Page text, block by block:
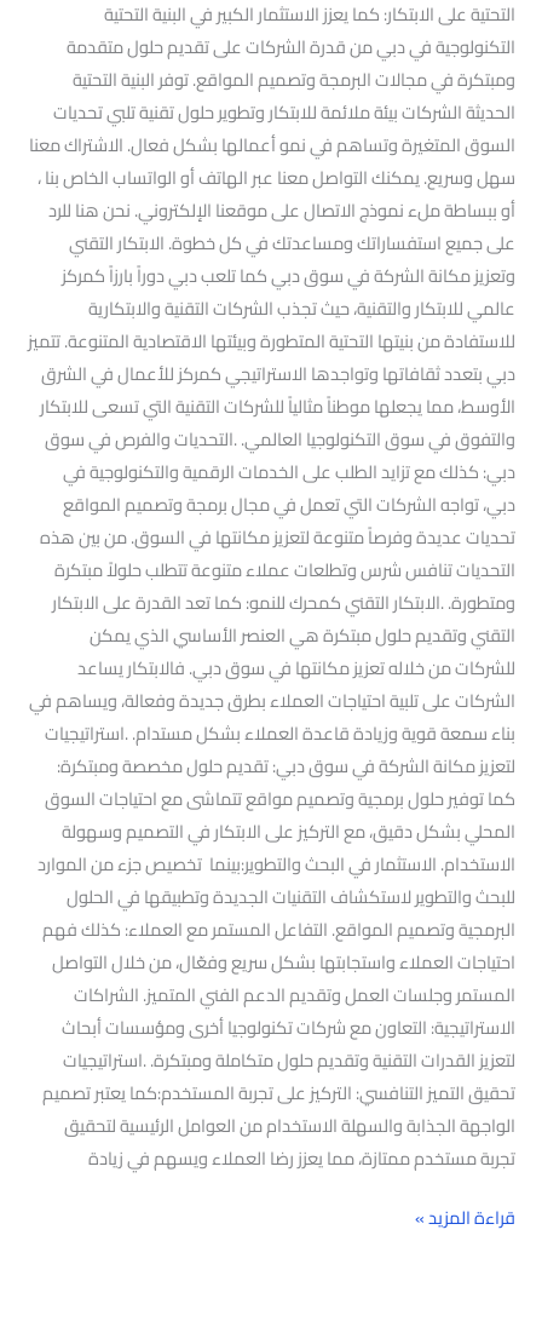
التحتية على الابتكار: كما يعزز الاستثمار الكبير في البنية التحتية
التكنولوجية في دبي من قدرة الشركات على تقديم حلول متقدمة
ومبتكرة في مجالات البرمجة وتصميم المواقع. توفر البنية التحتية
الحديثة الشركات بيئة ملائمة للابتكار وتطوير حلول تقنية تلبي تحديات
السوق المتغيرة وتساهم في نمو أعمالها بشكل فعال. الاشتراك معنا
سهل وسريع. يمكنك التواصل معنا عبر الهاتف أو الواتساب الخاص بنا ،
أو ببساطة ملء نموذج الاتصال على موقعنا الإلكتروني. نحن هنا للرد
على جميع استفساراتك ومساعدتك في كل خطوة. الابتكار التقني
وتعزيز مكانة الشركة في سوق دبي كما تلعب دبي دوراً بارزاً كمركز
عالمي للابتكار والتقنية، حيث تجذب الشركات التقنية والابتكارية
للاستفادة من بنيتها التحتية المتطورة وبيئتها الاقتصادية المتنوعة. تتميز
دبي بتعدد ثقافاتها وتواجدها الاستراتيجي كمركز للأعمال في الشرق
الأوسط، مما يجعلها موطناً مثالياً للشركات التقنية التي تسعى للابتكار
والتفوق في سوق التكنولوجيا العالمي. .التحديات والفرص في سوق
دبي: كذلك مع تزايد الطلب على الخدمات الرقمية والتكنولوجية في
دبي، تواجه الشركات التي تعمل في مجال برمجة وتصميم المواقع
تحديات عديدة وفرصاً متنوعة لتعزيز مكانتها في السوق. من بين هذه
التحديات تنافس شرس وتطلعات عملاء متنوعة تتطلب حلولاً مبتكرة
ومتطورة. .الابتكار التقني كمحرك للنمو: كما تعد القدرة على الابتكار
التقني وتقديم حلول مبتكرة هي العنصر الأساسي الذي يمكن
للشركات من خلاله تعزيز مكانتها في سوق دبي. فالابتكار يساعد
الشركات على تلبية احتياجات العملاء بطرق جديدة وفعالة، ويساهم في
بناء سمعة قوية وزيادة قاعدة العملاء بشكل مستدام. .استراتيجيات
لتعزيز مكانة الشركة في سوق دبي: تقديم حلول مخصصة ومبتكرة:
كما توفير حلول برمجية وتصميم مواقع تتماشى مع احتياجات السوق
المحلي بشكل دقيق، مع التركيز على الابتكار في التصميم وسهولة
الاستخدام. الاستثمار في البحث والتطوير:بينما تخصيص جزء من الموارد
للبحث والتطوير لاستكشاف التقنيات الجديدة وتطبيقها في الحلول
البرمجية وتصميم المواقع. التفاعل المستمر مع العملاء: كذلك فهم
احتياجات العملاء واستجابتها بشكل سريع وفعّال، من خلال التواصل
المستمر وجلسات العمل وتقديم الدعم الفني المتميز. الشراكات
الاستراتيجية: التعاون مع شركات تكنولوجيا أخرى ومؤسسات أبحاث
لتعزيز القدرات التقنية وتقديم حلول متكاملة ومبتكرة. .استراتيجيات
تحقيق التميز التنافسي: التركيز على تجربة المستخدم:كما يعتبر تصميم
الواجهة الجذابة والسهلة الاستخدام من العوامل الرئيسية لتحقيق
تجربة مستخدم ممتازة، مما يعزز رضا العملاء ويسهم في زيادة
قراءة المزيد »